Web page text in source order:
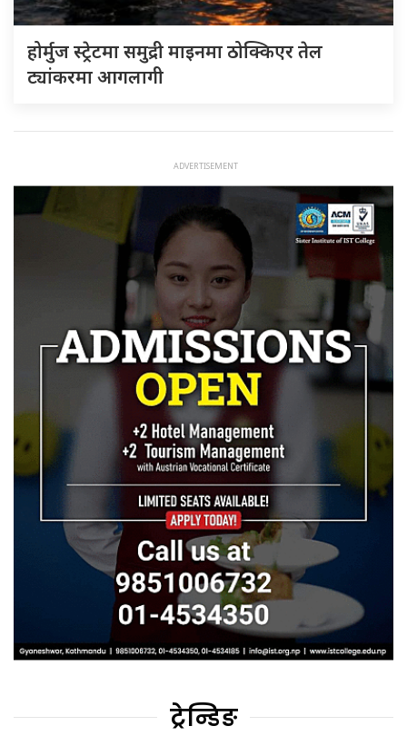
होर्मुज स्ट्रेटमा समुद्री माइनमा ठोक्किएर तेल
ट्यांकरमा आगलागी
ट्रेन्डिङ